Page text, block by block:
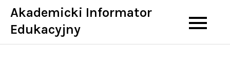
Skip
content
Akademicki Informator
Edukacyjny